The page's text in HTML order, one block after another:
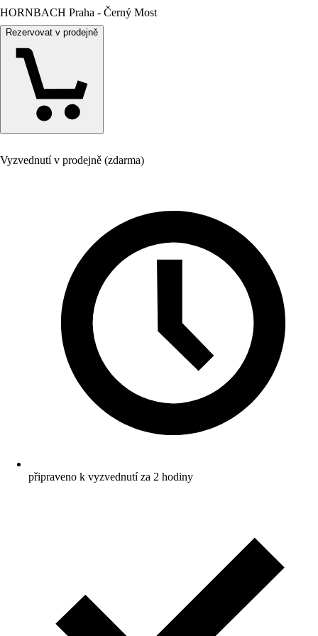
HORNBACH Praha - Černý Most
Rezervovat v prodejně
Vyzvednutí v prodejně (zdarma)
připraveno k vyzvednutí za 2 hodiny